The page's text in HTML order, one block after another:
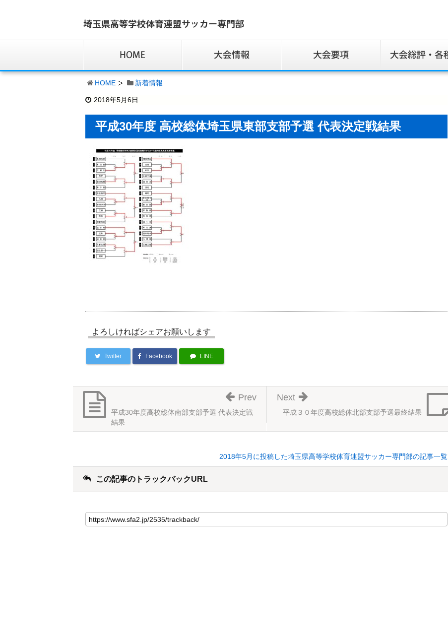
HOME 新着情報
2018年5月6日
平成30年度 高校総体埼玉県東部支部予選 代表決定戦結果
よろしければシェアお願いします
Twitter Facebook LINE
平成３０年度高校総体北部支部予選最終結果
Next
平成30年度高校総体南部支部予選 代表決定戦
結果
Prev
2018年5月に投稿した埼玉県高等学校体育連盟サッカー専門部の記事一覧
この記事のトラックバックURL